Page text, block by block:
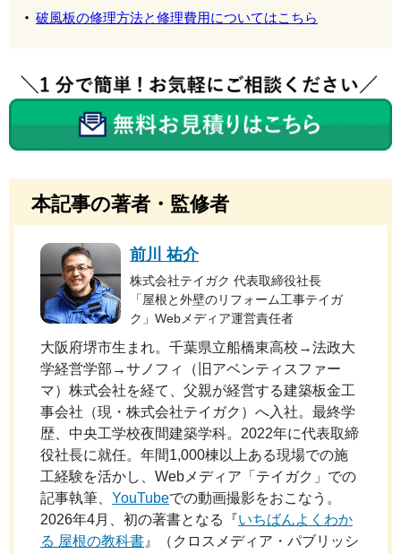
破風板の修理方法と修理費用についてはこちら
本記事の著者・監修者
前川 祐介
株式会社テイガク 代表取締役社長
「屋根と外壁のリフォーム工事テイガ
ク」Webメディア運営責任者
大阪府堺市生まれ。千葉県立船橋東高校→法政大
学経営学部→サノフィ（旧アベンティスファー
マ）株式会社を経て、父親が経営する建築板金工
事会社（現・株式会社テイガク）へ入社。最終学
歴、中央工学校夜間建築学科。2022年に代表取締
役社長に就任。年間1,000棟以上ある現場での施
工経験を活かし、Webメディア「テイガク」での
記事執筆、 YouTubeでの動画撮影をおこなう。
2026年4月、初の著書となる『いちばんよくわか
る 屋根の教科書 』（クロスメディア・パブリッシ